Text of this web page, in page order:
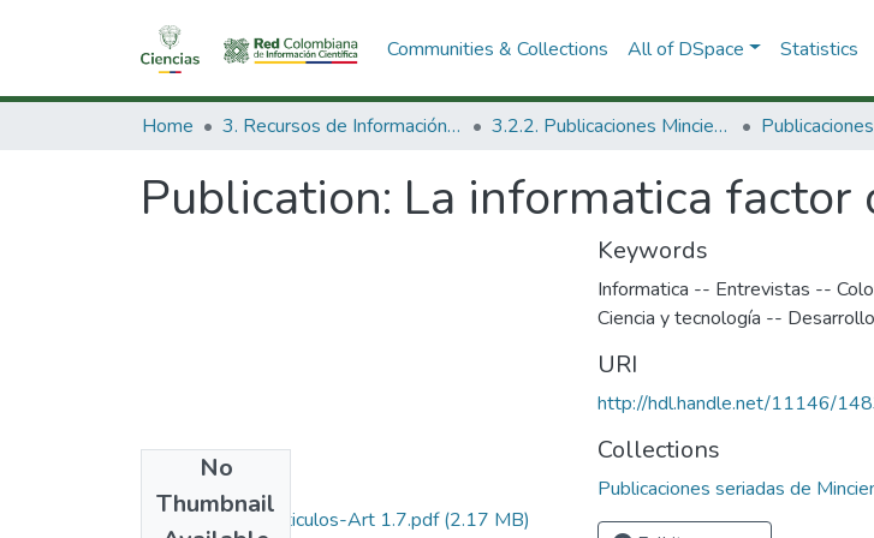
Communities & Collections All of DSpace Statistics
Home 3. Recursos de Información Científica y Tecnológica 3.2.2. Publicaciones Minciencias
Publication: La informatica
No
Thumbnail
1985-V3-N1-Articulos-Art 1.7.pdf(2.17 MB)
Keywords
Informatica -- Entrevistas --
Ciencia y tecnología --
URI
http://hdl.handle.net/11146/
Collections
Publicaciones seriadas de